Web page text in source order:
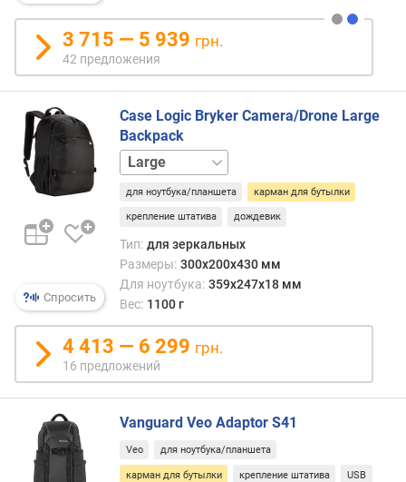
3 715 — 5 939 грн.
42 предложения
Спросить
Case Logic Bryker Camera/Drone Large
Backpack
Medium
для ноутбука/планшета карман для бутылки
крепление штатива дождевик
Тип: для зеркальных
Размеры: 300x200x430 мм
Для ноутбука: 359x247x18 мм
Вес: 1100 г
4 413 — 6 299 грн.
16 предложений
Vanguard Veo Adaptor S41
Veo для ноутбука/планшета
карман для бутылки крепление штатива USB